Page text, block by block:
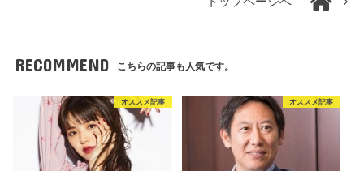
RECOMMEND こちらの記事も人気です。
オススメ記事 オススメ記事